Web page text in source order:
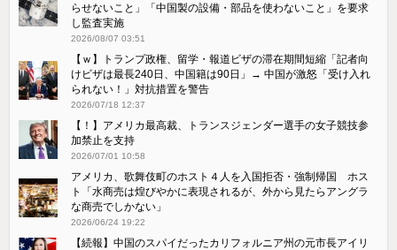
らせないこと」「中国製の設備・部品を使わないこと」を要求
し監査実施
2026/08/07 03:51
【ｗ】トランプ政権、留学・報道ビザの滞在期間短縮「記者向
けビザは最長240日、中国籍は90日」→ 中国が激怒「受け​入れ
られない！」対抗措置を警告
2026/07/18 12:37
【！】アメリカ最高裁、トランスジェンダー選手の女子競技参
加禁止を支持
2026/07/01 10:58
アメリカ、歌舞伎町のホスト４人を入国拒否・強制帰国 ホス
ト「水商売は煌びやかに表現されるが、外から見たらアングラ
な商売でしかない」
2026/06/24 19:22
【続報】中国のスパイだったカリフォルニア州の元市長アイリ